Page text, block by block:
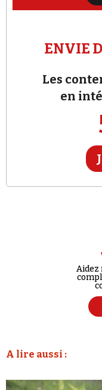
ENVIE
Les
en
Aidez
A lire aussi :